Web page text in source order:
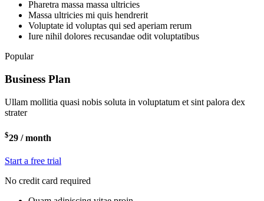
Pharetra massa massa ultricies
Massa ultricies mi quis hendrerit
Voluptate id voluptas qui sed aperiam rerum
Iure nihil dolores recusandae odit voluptatibus
Popular
Business Plan
Ullam mollitia quasi nobis soluta in voluptatum et sint palora dex
strater
$29 / month
Start a free trial
No credit card required